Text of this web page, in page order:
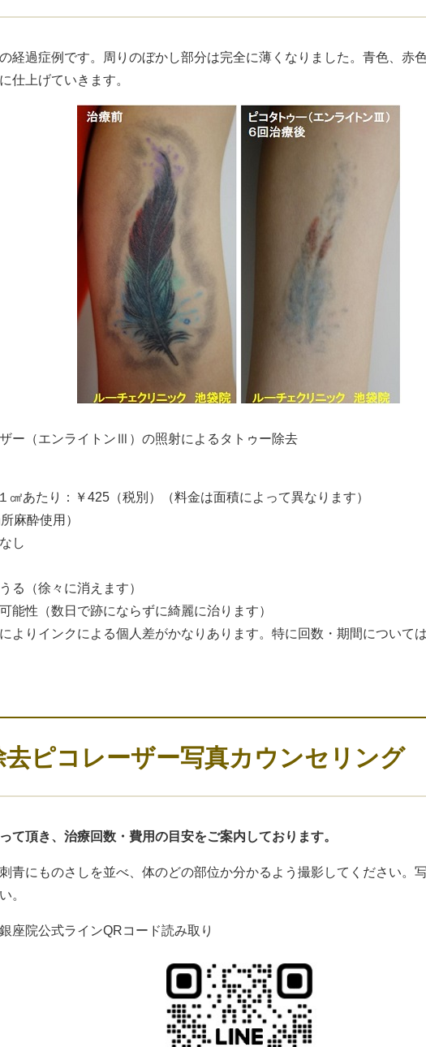
経過症例です。周りのぼかし部分は完全に薄くなりました。青色、赤
仕上げていきます。
ー（エンライトンⅢ）の照射によるタトゥー除去
あたり：￥425（税別）（料金は面積によって異なります）
麻酔使用）
し
る（徐々に消えます）
能性（数日で跡にならずに綺麗に治ります）
よりインクによる個人差がかなりあります。特に回数・期間について
ピコレーザー写真カウンセリング
て頂き、治療回数・費用の目安をご案内しております。
青にものさしを並べ、体のどの部位か分かるよう撮影してください。
。
座院公式ラインQRコード読み取り